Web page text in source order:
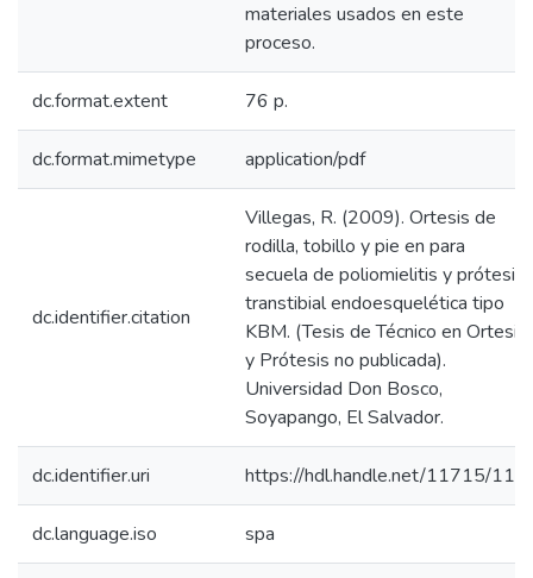
materiales usados en este
proceso.
dc.format.extent 76 p.
dc.format.mimetype application/pdf
dc.identifier.citation
Villegas, R. (2009). Ortesis de
rodilla, tobillo y pie en para
secuela de poliomielitis y prótesis
transtibial endoesquelética tipo
KBM. (Tesis de Técnico en Ortesis
y Prótesis no publicada).
Universidad Don Bosco,
Soyapango, El Salvador.
dc.identifier.uri https://hdl.handle.net/11715/116
dc.language.iso spa